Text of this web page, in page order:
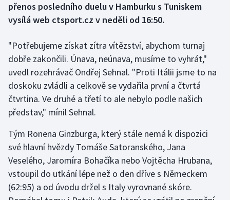
Florbal
Futsal
Golf
Gymnastika
Házená
Jezdectví
Judo
Krasobruslení
přenos posledního duelu v Hamburku s Tuniskem
vysílá web ctsport.cz v neděli od 16:50.
"Potřebujeme získat zítra vítězství, abychom turnaj
dobře zakončili. Únava, neúnava, musíme to vyhrát,"
uvedl rozehrávač Ondřej Sehnal. "Proti Itálii jsme to na
doskoku zvládli a celkově se vydařila první a čtvrtá
čtvrtina. Ve druhé a třetí to ale nebylo podle našich
představ," mínil Sehnal.
Tým Ronena Ginzburga, který stále nemá k dispozici
své hlavní hvězdy Tomáše Satoranského, Jana
Veselého, Jaromíra Bohačíka nebo Vojtěcha Hrubana,
vstoupil do utkání lépe než o den dříve s Německem
(62:95) a od úvodu držel s Italy vyrovnané skóre.